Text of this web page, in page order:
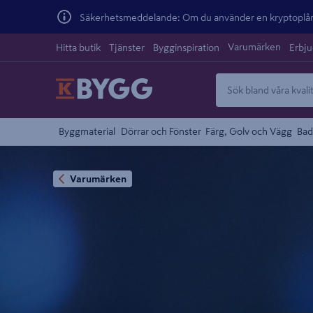
Säkerhetsmeddelande: Om du använder en
Hitta butik Tjänster Bygginspiration Varumärken
Byggmaterial Dörrar och Fönster Färg, Golv och Vägg
Varumärken